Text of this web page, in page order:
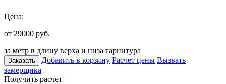
Цена:
от 29000 руб.
за метр в длину верха и низа гарнитура
Заказать Добавить в корзину Расчет цены Вызвать
замерщика
Получить расчет